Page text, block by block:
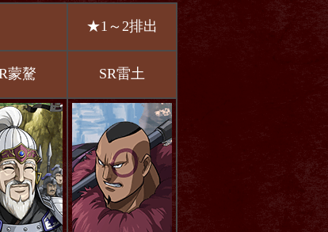
★1～2排出
蒙驁 SR雷土